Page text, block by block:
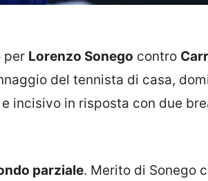
per Lorenzo Sonego contro
del tennista di casa,
incisivo in risposta con due
parziale. Merito di Sonego